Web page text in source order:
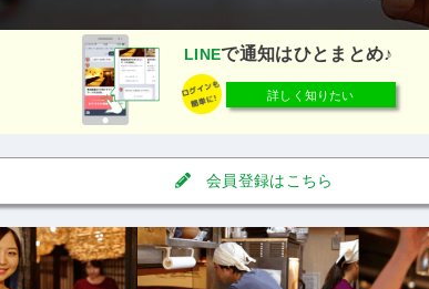
LINEで通知はひとまとめ♪
詳しく知りたい
会員登録はこちら